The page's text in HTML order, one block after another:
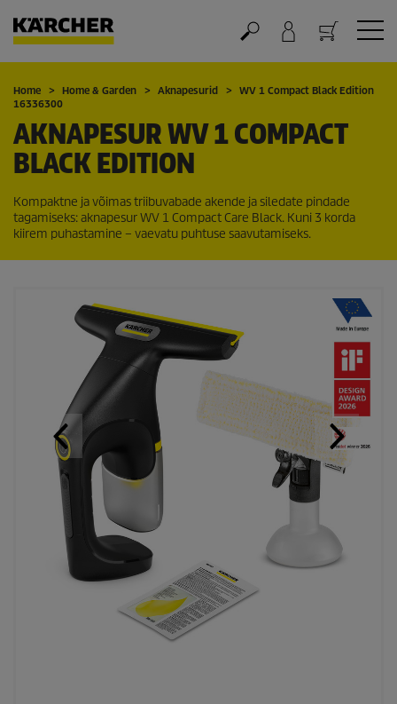
Ostukorv
Home Home & Garden Aknapesurid
WV 1 Compact Black Edition
16336300
AKNAPESUR WV 1 COMPACT
BLACK EDITION
Kompaktne ja võimas triibuvabade akende ja siledate pindade
tagamiseks: aknapesur WV 1 Compact Care Black. Kuni 3 korda
kiirem puhastamine – vaevatu puhtuse saavutamiseks.